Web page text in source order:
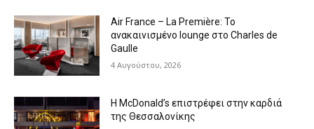
Air France – La Première: Το
ανακαινισμένο lounge στο Charles de
Gaulle
4 Αυγούστου, 2026
Η McDonald’s επιστρέφει στην καρδιά
της Θεσσαλονίκης